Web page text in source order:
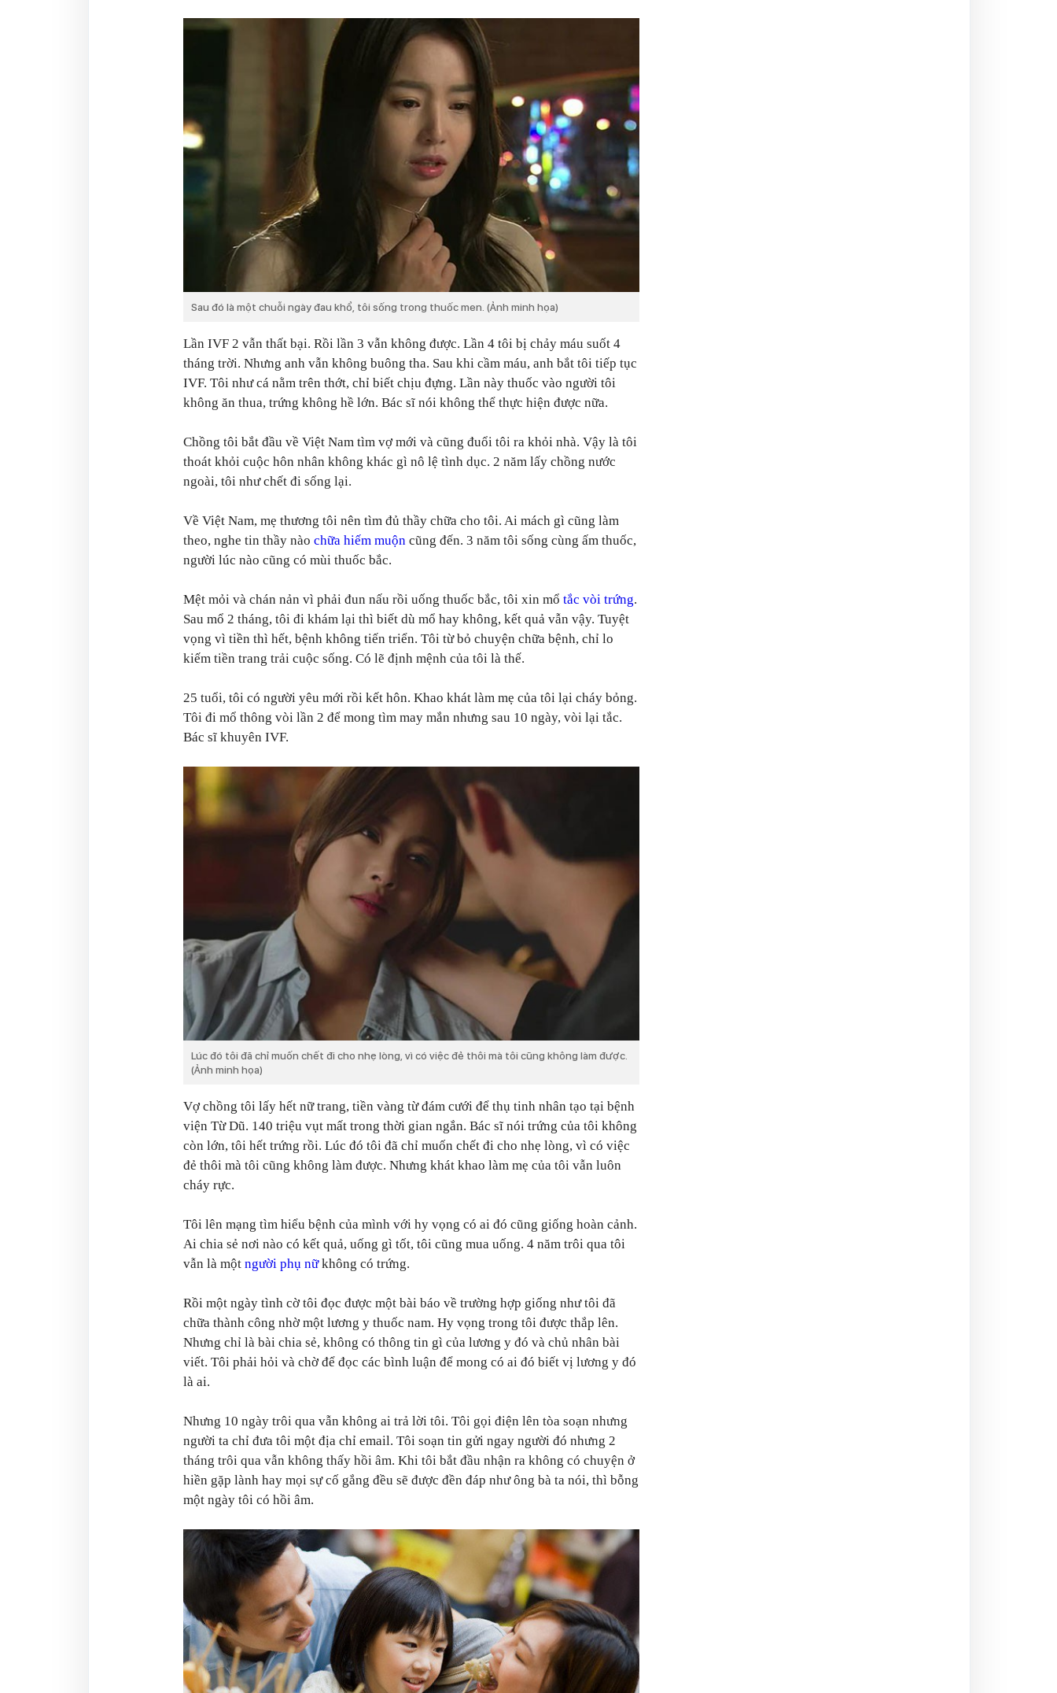
Sau đó là một chuỗi ngày đau khổ, tôi sống trong thuốc men. (Ảnh minh họa)
Lần IVF 2 vẫn thất bại. Rồi lần 3 vẫn không được. Lần 4 tôi bị chảy máu suốt 4
tháng trời. Nhưng anh vẫn không buông tha. Sau khi cầm máu, anh bắt tôi tiếp tục
IVF. Tôi như cá nằm trên thớt, chỉ biết chịu đựng. Lần này thuốc vào người tôi
không ăn thua, trứng không hề lớn. Bác sĩ nói không thể thực hiện được nữa.
Chồng tôi bắt đầu về Việt Nam tìm vợ mới và cũng đuổi tôi ra khỏi nhà. Vậy là tôi
thoát khỏi cuộc hôn nhân không khác gì nô lệ tình dục. 2 năm lấy chồng nước
ngoài, tôi như chết đi sống lại.
Về Việt Nam, mẹ thương tôi nên tìm đủ thầy chữa cho tôi. Ai mách gì cũng làm
theo, nghe tin thầy nào chữa hiếm muộn cũng đến. 3 năm tôi sống cùng ấm thuốc,
người lúc nào cũng có mùi thuốc bắc.
Mệt mỏi và chán nản vì phải đun nấu rồi uống thuốc bắc, tôi xin mổ tắc vòi trứng.
Sau mổ 2 tháng, tôi đi khám lại thì biết dù mổ hay không, kết quả vẫn vậy. Tuyệt
vọng vì tiền thì hết, bệnh không tiến triển. Tôi từ bỏ chuyện chữa bệnh, chỉ lo
kiếm tiền trang trải cuộc sống. Có lẽ định mệnh của tôi là thế.
25 tuổi, tôi có người yêu mới rồi kết hôn. Khao khát làm mẹ của tôi lại cháy bỏng.
Tôi đi mổ thông vòi lần 2 để mong tìm may mắn nhưng sau 10 ngày, vòi lại tắc.
Bác sĩ khuyên IVF.
Lúc đó tôi đã chỉ muốn chết đi cho nhẹ lòng, vì có việc đẻ thôi mà tôi cũng không làm được.
(Ảnh minh họa)
Vợ chồng tôi lấy hết nữ trang, tiền vàng từ đám cưới để thụ tinh nhân tạo tại bệnh
viện Từ Dũ. 140 triệu vụt mất trong thời gian ngắn. Bác sĩ nói trứng của tôi không
còn lớn, tôi hết trứng rồi. Lúc đó tôi đã chỉ muốn chết đi cho nhẹ lòng, vì có việc
đẻ thôi mà tôi cũng không làm được. Nhưng khát khao làm mẹ của tôi vẫn luôn
cháy rực.
Tôi lên mạng tìm hiểu bệnh của mình với hy vọng có ai đó cũng giống hoàn cảnh.
Ai chia sẻ nơi nào có kết quả, uống gì tốt, tôi cũng mua uống. 4 năm trôi qua tôi
vẫn là một người phụ nữkhông có trứng.
Rồi một ngày tình cờ tôi đọc được một bài báo về trường hợp giống như tôi đã
chữa thành công nhờ một lương y thuốc nam. Hy vọng trong tôi được thắp lên.
Nhưng chỉ là bài chia sẻ, không có thông tin gì của lương y đó và chủ nhân bài
viết. Tôi phải hỏi và chờ để đọc các bình luận để mong có ai đó biết vị lương y đó
là ai.
Nhưng 10 ngày trôi qua vẫn không ai trả lời tôi. Tôi gọi điện lên tòa soạn nhưng
người ta chỉ đưa tôi một địa chỉ email. Tôi soạn tin gửi ngay người đó nhưng 2
tháng trôi qua vẫn không thấy hồi âm. Khi tôi bắt đầu nhận ra không có chuyện ở
hiền gặp lành hay mọi sự cố gắng đều sẽ được đền đáp như ông bà ta nói, thì bỗng
một ngày tôi có hồi âm.